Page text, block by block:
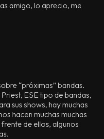
amigo, lo aprecio, me
“próximas” bandas.
ESE tipo de bandas,
sus shows, hay muchas
hacen muchas muchas
de ellos, algunos